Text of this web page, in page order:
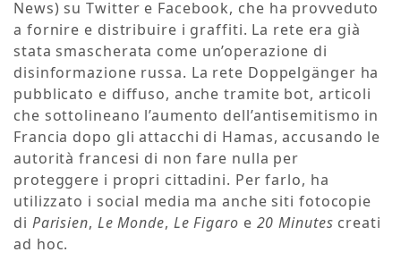
News) su Twitter e Facebook, che ha provveduto
a fornire e distribuire i graffiti. La rete era già
stata smascherata come un’operazione di
disinformazione russa. La rete Doppelgänger ha
pubblicato e diffuso, anche tramite bot, articoli
che sottolineano l’aumento dell’antisemitismo in
Francia dopo gli attacchi di Hamas, accusando le
autorità francesi di non fare nulla per
proteggere i propri cittadini. Per farlo, ha
utilizzato i social media ma anche siti fotocopie
di Parisien, Le Monde, Le Figaro e 20 Minutes creati
ad hoc.